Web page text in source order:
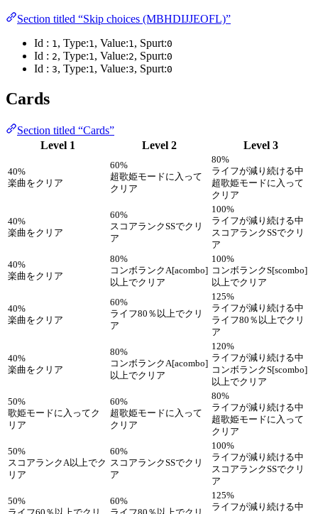
Section titled “Skip choices (MBHDIJJEOFL)”
Id : 1, Type:1, Value:1, Spurt:0
Id : 2, Type:1, Value:2, Spurt:0
Id : 3, Type:1, Value:3, Spurt:0
Cards
Section titled “Cards”
Level 1
Level 2 Level 3
40%
楽曲をクリア
60%
超歌姫モードに入って
クリア
80%
ライフが減り続ける中
超歌姫モードに入って
クリア
40%
楽曲をクリア
60%
スコアランクSSでクリ
ア
100%
ライフが減り続ける中
スコアランクSSでクリ
ア
40%
楽曲をクリア
80%
コンボランクA[acombo]
以上でクリア
100%
コンボランクS[scombo]
以上でクリア
40%
楽曲をクリア
60%
ライフ80％以上でクリ
ア
125%
ライフが減り続ける中
ライフ80％以上でクリ
ア
40%
楽曲をクリア
80%
コンボランクA[acombo]
以上でクリア
120%
ライフが減り続ける中
コンボランクS[scombo]
以上でクリア
50%
歌姫モードに入ってク
リア
60%
超歌姫モードに入って
クリア
80%
ライフが減り続ける中
超歌姫モードに入って
クリア
50%
スコアランクA以上でク
リア
60%
スコアランクSSでクリ
ア
100%
ライフが減り続ける中
スコアランクSSでクリ
ア
50%
60%
125%
ライフが減り続ける中